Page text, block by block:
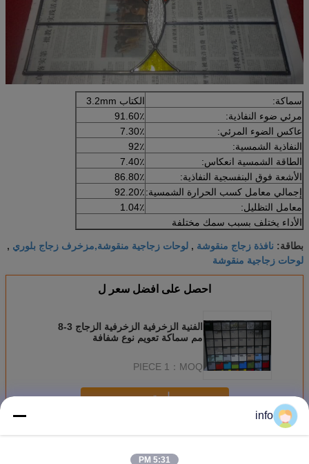
سماكة:
الكتاب 3.2mm
مرئي ضوء النفاذية:
91.60٪
عاكس الضوء المرئي:
7.30٪
النفاذية الشمسية:
92٪
الطاقة الشمسية انعكاس:
7.40٪
الأشعة فوق البنفسجية النفاذية:
86.80٪
إجمالي معامل كسب الحرارة الشمسية:92.20٪
معامل التظليل:
1.04٪
الأداء يختلف بسبب سمك مختلفة
بطاقة: نافذة زجاج منقوشة , لوحات زجاجية منقوشة,مزخرف زجاج بلوري ,
لوحات زجاجية منقوشة
احصل على افضل سعر ل
الفنية الزخرفية الزخرفية الزجاج 3-8
مم سماكة تعويم نوع شفافة
MOQ：
1 PIECE
استمر
أكثرزجاج مزخرف
info
5:31 PM